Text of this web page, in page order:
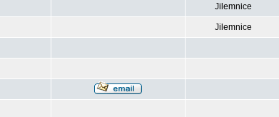
Jilemnice
Jilemnice